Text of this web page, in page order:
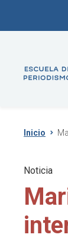
Inicio
Noticia